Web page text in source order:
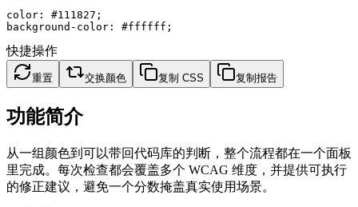
color: #111827;
background-color: #ffffff;
快捷操作
重置 交换颜色 复制 CSS 复制报告
功能简介
从一组颜色到可以带回代码库的判断，整个流程都在一个面板
里完成。每次检查都会覆盖多个 WCAG 维度，并提供可执行
的修正建议，避免一个分数掩盖真实使用场景。